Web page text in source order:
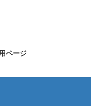
ページ